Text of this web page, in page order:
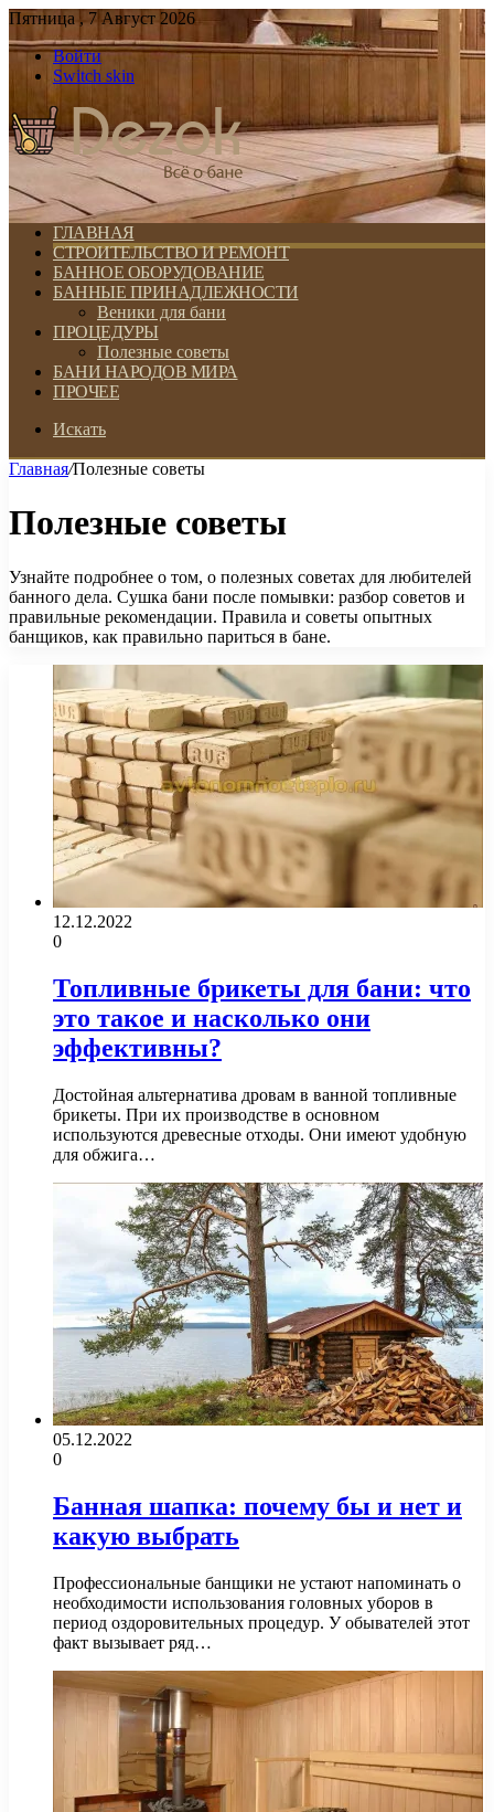
Пятница , 7 Август 2026
Войти
Switch skin
ГЛАВНАЯ
СТРОИТЕЛЬСТВО И РЕМОНТ
БАННОЕ ОБОРУДОВАНИЕ
БАННЫЕ ПРИНАДЛЕЖНОСТИ
Веники для бани
ПРОЦЕДУРЫ
Полезные советы
БАНИ НАРОДОВ МИРА
ПРОЧЕЕ
Искать
Главная/Полезные советы
Полезные советы
Узнайте подробнее о том, о полезных советах для любителей
банного дела. Сушка бани после помывки: разбор советов и
правильные рекомендации. Правила и советы опытных
банщиков, как правильно париться в бане.
12.12.2022
0
Топливные брикеты для бани: что
это такое и насколько они
эффективны?
Достойная альтернатива дровам в ванной топливные
брикеты. При их производстве в основном
используются древесные отходы. Они имеют удобную
для обжига…
05.12.2022
0
Банная шапка: почему бы и нет и
какую выбрать
Профессиональные банщики не устают напоминать о
необходимости использования головных уборов в
период оздоровительных процедур. У обывателей этот
факт вызывает ряд…